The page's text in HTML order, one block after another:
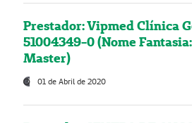
Prestador: Vipmed Clínica
51004349-0 (Nome
Master)
01 de Abril de 2020